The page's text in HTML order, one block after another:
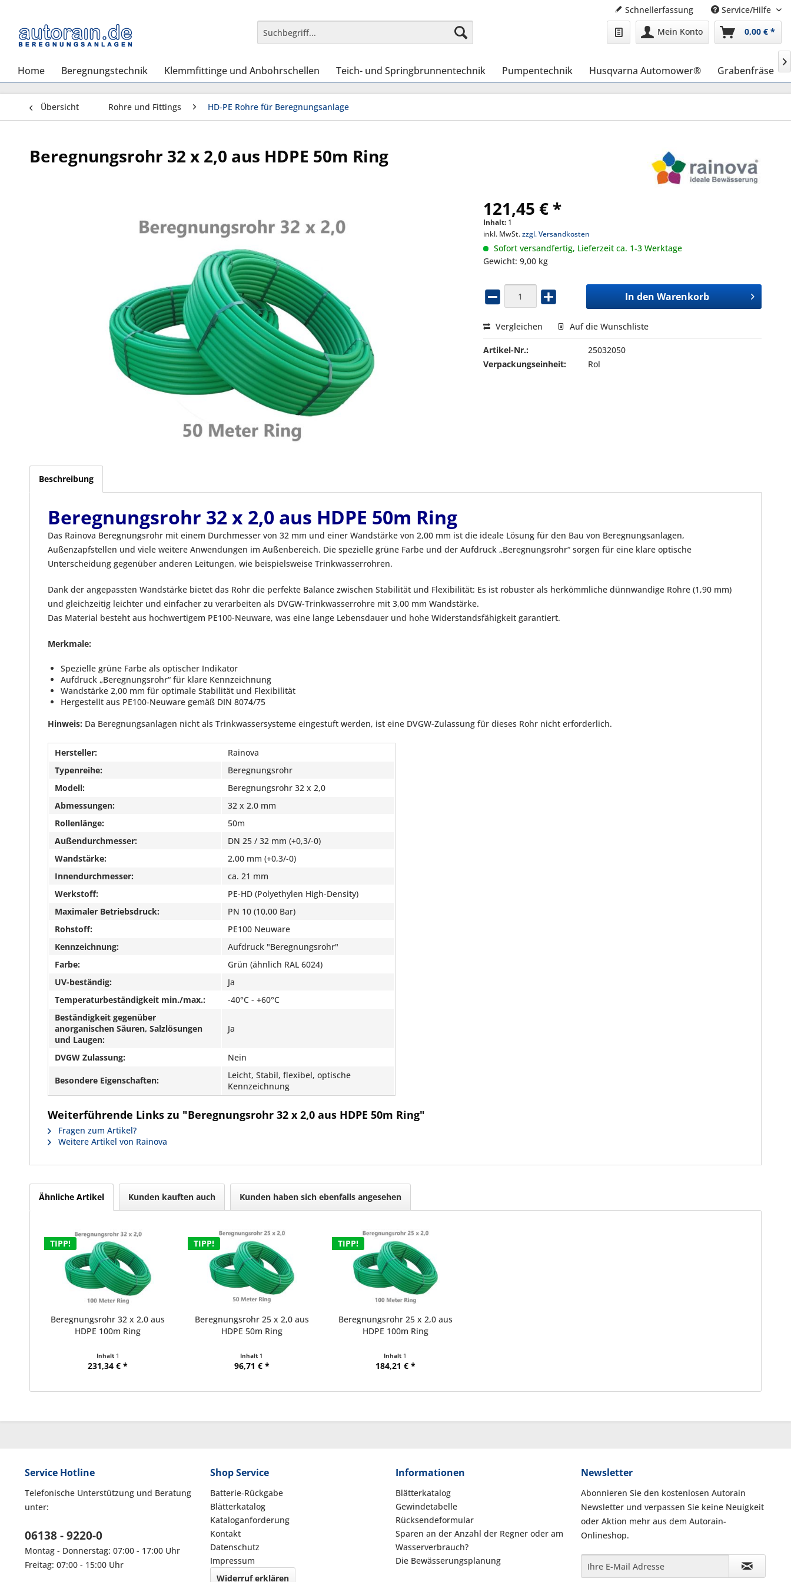
Schnellerfassung
Service/Hilfe
Mein Konto
0,00 € *
Home Beregnungstechnik Klemmfittinge und Anbohrschellen Teich- und Springbrunnentechnik Pumpentechnik Husqvarna Automower® Grabenfräse

Übersicht Rohre und Fittings HD-PE Rohre für Beregnungsanlage
Beregnungsrohr 32 x 2,0 aus HDPE 50m Ring
121,45 € *
Inhalt: 1
inkl. MwSt.zzgl. Versandkosten
Sofort versandfertig, Lieferzeit ca. 1-3 Werktage
Gewicht: 9,00 kg
In den Warenkorb
Vergleichen Auf die Wunschliste
Artikel-Nr.:
25032050
Verpackungseinheit:
Rol
Beschreibung
Beregnungsrohr 32 x 2,0 aus HDPE 50m Ring
Das Rainova Beregnungsrohr mit einem Durchmesser von 32 mm und einer Wandstärke von 2,00 mm ist die ideale Lösung für den Bau von Beregnungsanlagen,
Außenzapfstellen und viele weitere Anwendungen im Außenbereich. Die spezielle grüne Farbe und der Aufdruck „Beregnungsrohr“ sorgen für eine klare optische
Unterscheidung gegenüber anderen Leitungen, wie beispielsweise Trinkwasserrohren.
Dank der angepassten Wandstärke bietet das Rohr die perfekte Balance zwischen Stabilität und Flexibilität: Es ist robuster als herkömmliche dünnwandige Rohre (1,90 mm)
und gleichzeitig leichter und einfacher zu verarbeiten als DVGW-Trinkwasserrohre mit 3,00 mm Wandstärke.
Das Material besteht aus hochwertigem PE100-Neuware, was eine lange Lebensdauer und hohe Widerstandsfähigkeit garantiert.
Merkmale:
Spezielle grüne Farbe als optischer Indikator
Aufdruck „Beregnungsrohr“ für klare Kennzeichnung
Wandstärke 2,00 mm für optimale Stabilität und Flexibilität
Hergestellt aus PE100-Neuware gemäß DIN 8074/75
Hinweis: Da Beregnungsanlagen nicht als Trinkwassersysteme eingestuft werden, ist eine DVGW-Zulassung für dieses Rohr nicht erforderlich.
Hersteller:
Rainova
Typenreihe:
Beregnungsrohr
Modell:
Beregnungsrohr 32 x 2,0
Abmessungen:
32 x 2,0 mm
Rollenlänge:
50m
Außendurchmesser:
DN 25 / 32 mm (+0,3/-0)
Wandstärke:
2,00 mm (+0,3/-0)
Innendurchmesser:
ca. 21 mm
Werkstoff:
PE-HD (Polyethylen High-Density)
Maximaler Betriebsdruck:
PN 10 (10,00 Bar)
Rohstoff:
PE100 Neuware
Kennzeichnung:
Aufdruck "Beregnungsrohr"
Farbe:
Grün (ähnlich RAL 6024)
UV-beständig:
Ja
Temperaturbeständigkeit min./max.:
-40°C - +60°C
Beständigkeit gegenüber
anorganischen Säuren, Salzlösungen
und Laugen:
Ja
DVGW Zulassung: Nein
Besondere Eigenschaften:
Leicht, Stabil, flexibel, optische
Kennzeichnung
Weiterführende Links zu "Beregnungsrohr 32 x 2,0 aus HDPE 50m Ring"
Fragen zum Artikel?
Weitere Artikel von Rainova
Ähnliche Artikel Kunden kauften auch Kunden haben sich ebenfalls angesehen
TIPP!
Beregnungsrohr 32 x 2,0 aus
HDPE 100m Ring
Inhalt 1
231,34 € *
TIPP!
Beregnungsrohr 25 x 2,0 aus
HDPE 50m Ring
Inhalt 1
96,71 € *
TIPP!
Beregnungsrohr 25 x 2,0 aus
HDPE 100m Ring
Inhalt 1
184,21 € *
Service Hotline
Telefonische Unterstützung und Beratung
unter:
06138 - 9220-0
Montag - Donnerstag: 07:00 - 17:00 Uhr
Freitag: 07:00 - 15:00 Uhr
Shop Service
Batterie-Rückgabe
Blätterkatalog
Kataloganforderung
Kontakt
Datenschutz
Impressum
Widerruf erklären
Informationen
Blätterkatalog
Gewindetabelle
Rücksendeformular
Sparen an der Anzahl der Regner oder am
Wasserverbrauch?
Die Bewässerungsplanung
Newsletter
Abonnieren Sie den kostenlosen Autorain
Newsletter und verpassen Sie keine Neuigkeit
oder Aktion mehr aus dem Autorain-
Onlineshop.